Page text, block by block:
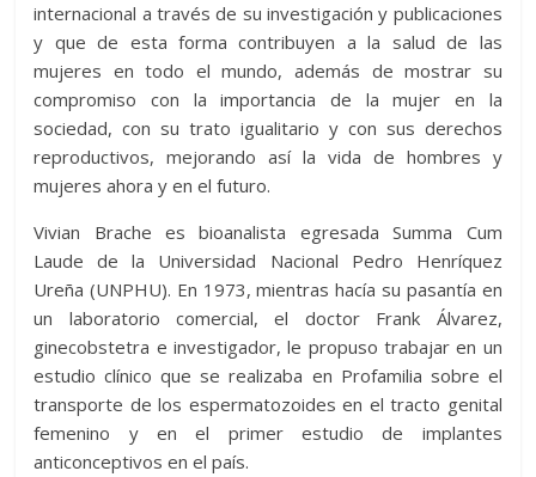
internacional a través de su investigación y publicaciones
y que de esta forma contribuyen a la salud de las
mujeres en todo el mundo, además de mostrar su
compromiso con la importancia de la mujer en la
sociedad, con su trato igualitario y con sus derechos
reproductivos, mejorando así la vida de hombres y
mujeres ahora y en el futuro.
Vivian Brache es bioanalista egresada Summa Cum
Laude de la Universidad Nacional Pedro Henríquez
Ureña (UNPHU). En 1973, mientras hacía su pasantía en
un laboratorio comercial, el doctor Frank Álvarez,
ginecobstetra e investigador, le propuso trabajar en un
estudio clínico que se realizaba en Profamilia sobre el
transporte de los espermatozoides en el tracto genital
femenino y en el primer estudio de implantes
anticonceptivos en el país.